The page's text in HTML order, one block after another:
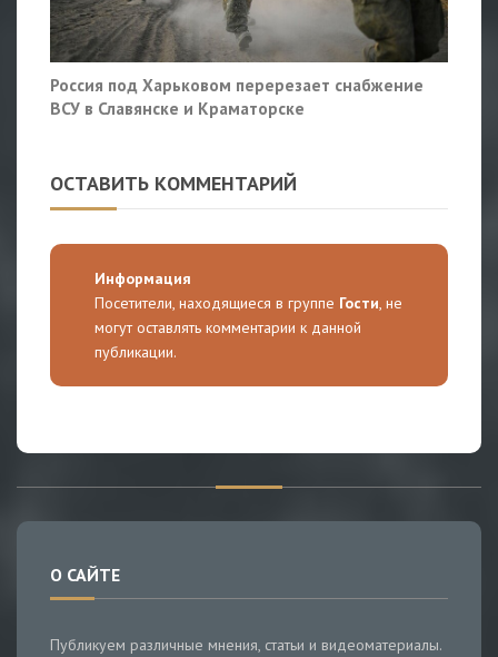
Россия под Харьковом перерезает снабжение
ВСУ в Славянске и Краматорске
ОСТАВИТЬ КОММЕНТАРИЙ
Информация
Посетители, находящиеся в группе Гости, не
могут оставлять комментарии к данной
публикации.
О САЙТЕ
Публикуем различные мнения, статьи и видеоматериалы.